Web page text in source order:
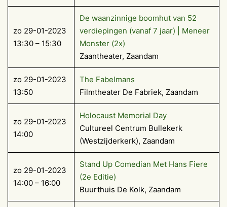
zo 29-01-2023
13:30 – 15:30
De waanzinnige boomhut van 52
verdiepingen (vanaf 7 jaar) | Meneer
Monster (2x)
Zaantheater, Zaandam
zo 29-01-2023
13:50
The Fabelmans
Filmtheater De Fabriek, Zaandam
zo 29-01-2023
14:00
Holocaust Memorial Day
Cultureel Centrum Bullekerk
(Westzijderkerk), Zaandam
zo 29-01-2023
14:00 – 16:00
Stand Up Comedian Met Hans Fiere
(2e Editie)
Buurthuis De Kolk, Zaandam